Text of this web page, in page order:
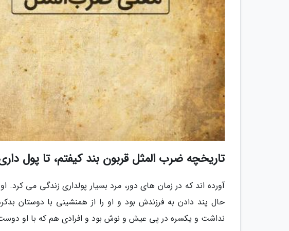
تاریخچه ضرب المثل قربون بند کیفتم، تا پول
آورده اند که در زمان های دور، مرد بسیار پولداری زندگی می
حال پند دادن به فرزندش بود و او را از همنشینی با دوستان
نداشت و یکسره در پی عیش و نوش بود و افرادی هم که با او